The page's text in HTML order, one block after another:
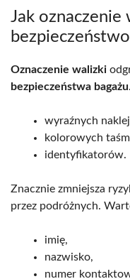
Jak
Oznaczenie walizki
bezpieczeństwa bagażu
wyraźnych
kolorowych
identyfikatorów.
Znacznie zmniejsza
przez podróżnych.
imię,
nazwisko,
numer